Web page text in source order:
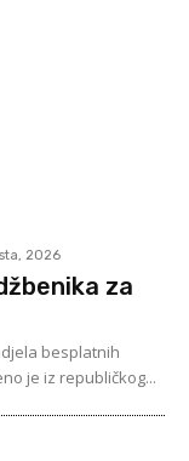
2026
za
besplatnih
je iz republičkog...